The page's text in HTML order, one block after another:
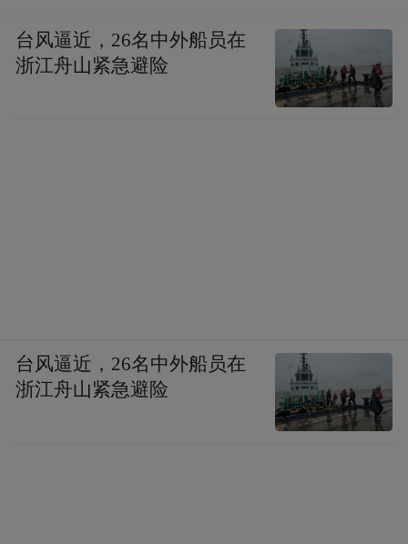
台风逼近，26名中外船员在
浙江舟山紧急避险
台风逼近，26名中外船员在
浙江舟山紧急避险